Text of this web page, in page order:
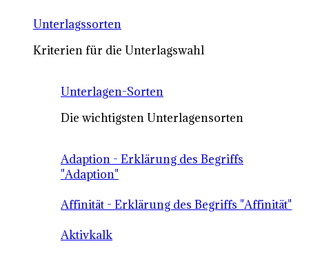
Unterlagssorten
Kriterien für die Unterlagswahl
Unterlagen-Sorten
Die wichtigsten Unterlagensorten
Adaption - Erklärung des Begriffs
"Adaption"
Affinität - Erklärung des Begriffs "Affinität"
Aktivkalk